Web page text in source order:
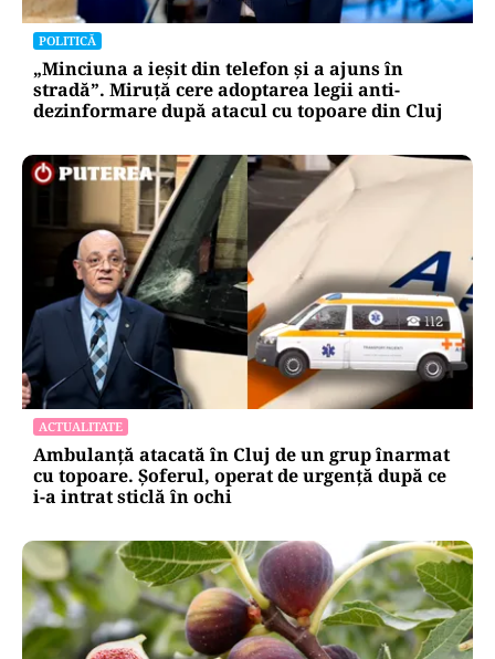
POLITICĂ
„Minciuna a ieșit din telefon și a ajuns în
stradă”. Miruță cere adoptarea legii anti-
dezinformare după atacul cu topoare din Cluj
ACTUALITATE
Ambulanță atacată în Cluj de un grup înarmat
cu topoare. Șoferul, operat de urgență după ce
i-a intrat sticlă în ochi